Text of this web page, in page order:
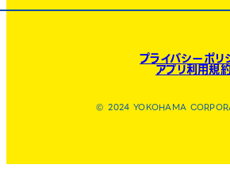
プライバシーポリ
アプリ利用規
© 2024 YOKOHAMA